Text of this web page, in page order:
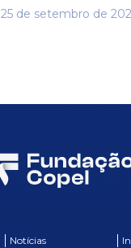
25 de setembro de
Notícias